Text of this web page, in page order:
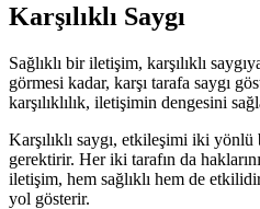
Karşılıklı Saygı
Sağlıklı bir iletişim, karşılıklı
görmesi kadar, karşı tarafa saygı
karşılıklılık, iletişimin dengesini
Karşılıklı saygı, etkileşimi iki
gerektirir. Her iki tarafın da
iletişim, hem sağlıklı hem de
yol gösterir.